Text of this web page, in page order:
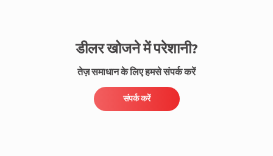
डीलर खोजने में परेशानी?
तेज़ समाधान के लिए हमसे संपर्क करें
संपर्क करें